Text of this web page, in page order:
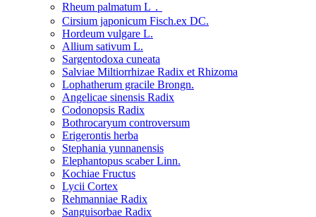
Rheum palmatum L．
Cirsium japonicum Fisch.ex DC.
Hordeum vulgare L.
Allium sativum L.
Sargentodoxa cuneata
Salviae Miltiorrhizae Radix et Rhizoma
Lophatherum gracile Brongn.
Angelicae sinensis Radix
Codonopsis Radix
Bothrocaryum controversum
Erigerontis herba
Stephania yunnanensis
Elephantopus scaber Linn.
Kochiae Fructus
Lycii Cortex
Rehmanniae Radix
Sanguisorbae Radix